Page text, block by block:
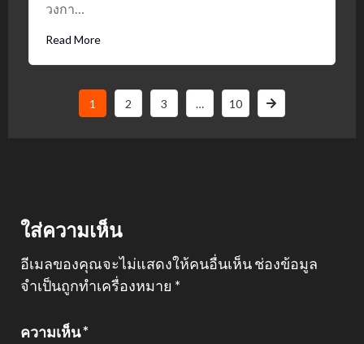
วงกา…
Read More
1 2 3 … 10
ใส่ความเห็น
อีเมลของคุณจะไม่แสดงให้คนอื่นเห็นช่องข้อมูล
จำเป็นถูกทำเครื่องหมาย *
ความเห็น*